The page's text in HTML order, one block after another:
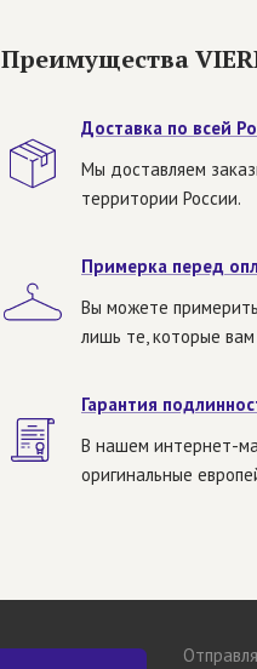
Преимущества
Доставка по всей
Мы доставляем
территории России.
Примерка перед
Вы можете
лишь те, которые
Гарантия
В нашем интернет-
оригинальные